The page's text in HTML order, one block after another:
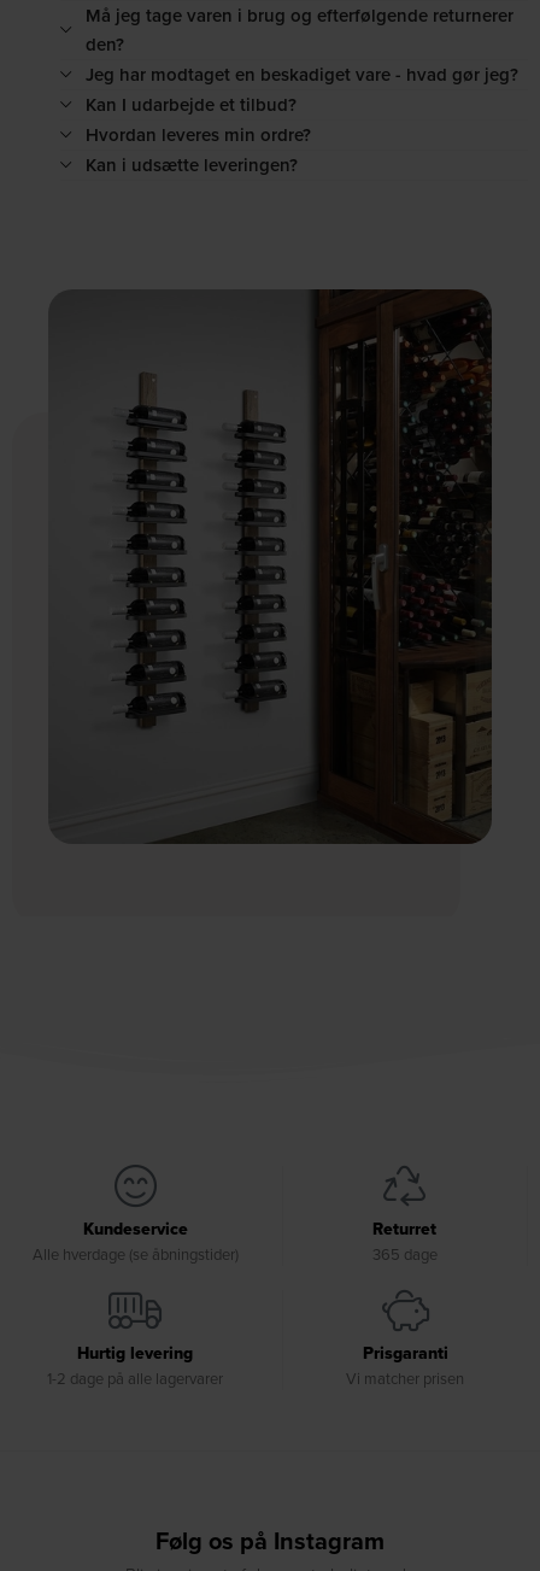
Må jeg tage varen i brug og efterfølgende returnerer
den?
Jeg har modtaget en beskadiget vare - hvad gør jeg?
Kan I udarbejde et tilbud?
Hvordan leveres min ordre?
Kan i udsætte leveringen?
Kundeservice
Alle hverdage (se åbningstider)
Returret
365 dage
Hurtig levering
1-2 dage på alle lagervarer
Prisgaranti
Vi matcher prisen
Følg os på Instagram